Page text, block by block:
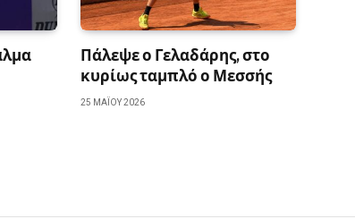
Πάλεψε ο Γελαδάρης, στο
κυρίως ταμπλό ο Μεσσής
25 ΜΑΪ́ΟΥ 2026